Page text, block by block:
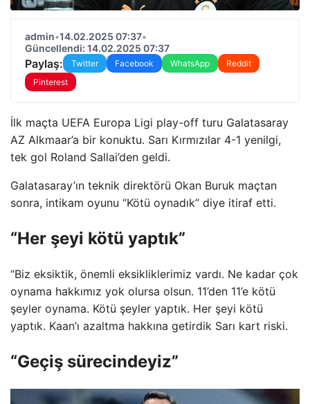
admin•14.02.2025 07:37•
Güncellendi: 14.02.2025 07:37
Paylaş: Twitter Facebook WhatsApp
Reddit
Pinterest
İlk maçta UEFA Europa Ligi play-off turu Galatasaray
AZ Alkmaar’a bir konuktu. Sarı Kırmızılar 4-1 yenilgi,
tek gol Roland Sallai’den geldi.
Galatasaray’ın teknik direktörü Okan Buruk maçtan
sonra, intikam oyunu “Kötü oynadık” diye itiraf etti.
“Her şeyi kötü yaptık”
“Biz eksiktik, önemli eksikliklerimiz vardı. Ne kadar çok
oynama hakkımız yok olursa olsun. 11’den 11’e kötü
şeyler oynama. Kötü şeyler yaptık. Her şeyi kötü
yaptık. Kaan’ı azaltma hakkına getirdik Sarı kart riski.
“Geçiş sürecindeyiz”